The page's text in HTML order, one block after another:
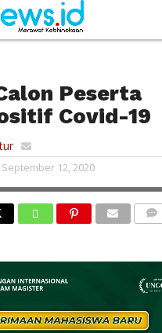
Peserta
Covid-19
September 12, 2020